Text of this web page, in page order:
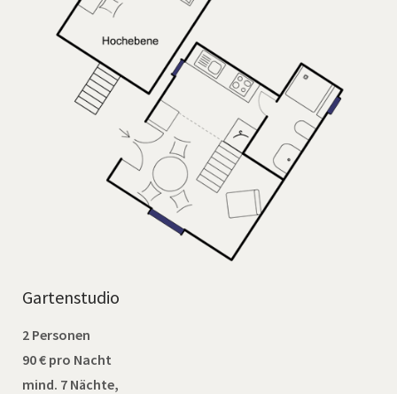
Gartenstudio
2 Personen
90 € pro Nacht
mind. 7 Nächte,